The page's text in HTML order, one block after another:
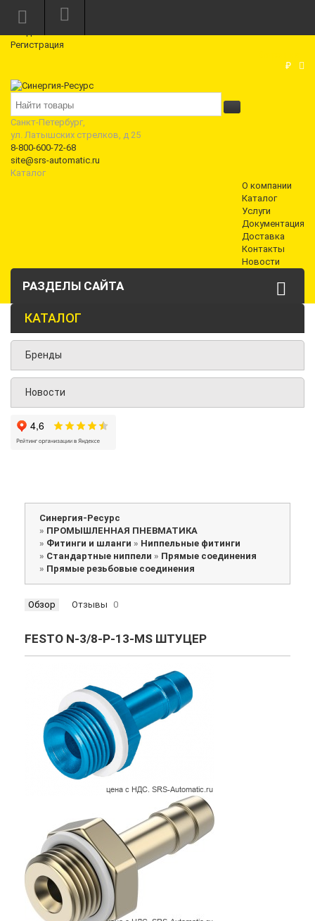
Режим работы: Пн—Пт: 10:00—18:00
Регистрация
₽
Санкт-Петербург,
ул. Латышских стрелков, д 25
8-800-600-72-68
site@srs-automatic.ru
Каталог
О компании
Каталог
Услуги
Документация
Доставка
Контакты
Новости
РАЗДЕЛЫ САЙТА
КАТАЛОГ
Бренды
Новости
Синергия-Ресурс
» ПРОМЫШЛЕННАЯ ПНЕВМАТИКА
» Фитинги и шланги » Ниппельные фитинги
» Стандартные ниппели » Прямые соединения
» Прямые резьбовые соединения
Обзор Отзывы 0
FESTO N-3/8-P-13-MS ШТУЦЕР